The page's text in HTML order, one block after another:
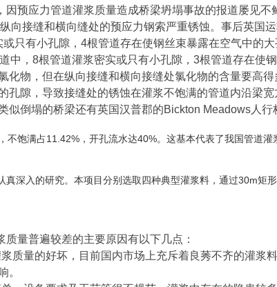
预应力管道灌浆质量造成桥梁坍塌事故的报道屡见
向接缝和横向缝处的预应力钢索严重锈蚀。事后英国
只有小孔隙，4根管道存在使钢丝束暴露在空气中的
中，8根管道灌浆密实或只有小孔隙，3根管道存在使
物，但在纵向接缝和横向接缝处氯化物的含量要高
隙，导致接缝处的锈蚀在灌浆不饱满的管道内沿梁
倒塌的桥梁还有英国汉普郡的Bickton Meadows人行
不饱满占11.42%，开孔流水达40%。这基本代表了我国管道
深入的研究。本项目分别选取四种典型灌浆料，通过30m矩
量普遍较差的主要原因有以下几点：
质量的好坏，目前国内市场上充斥着良莠不齐的灌浆
。